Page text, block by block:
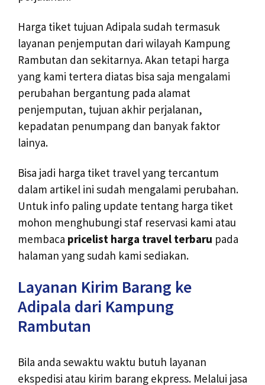
Harga tiket tujuan Adipala sudah termasuk
layanan penjemputan dari wilayah Kampung
Rambutan dan sekitarnya. Akan tetapi harga
yang kami tertera diatas bisa saja mengalami
perubahan bergantung pada alamat
penjemputan, tujuan akhir perjalanan,
kepadatan penumpang dan banyak faktor
lainya.
Bisa jadi harga tiket travel yang tercantum
dalam artikel ini sudah mengalami perubahan.
Untuk info paling update tentang harga tiket
mohon menghubungi staf reservasi kami atau
membaca pricelist harga travel terbaru pada
halaman yang sudah kami sediakan.
Layanan Kirim Barang ke
Adipala dari Kampung
Rambutan
Bila anda sewaktu waktu butuh layanan
ekspedisi atau kirim barang ekpress. Melalui jasa